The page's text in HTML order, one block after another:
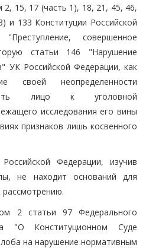
15, 17 (часть 1), 18, 21, 45, 46,
и 133 Конституции Российской
совершенное
статьи 146 "Нарушение
УК Российской Федерации, как
своей неопределенности
лицо к уголовной
исследования его вины
признаков лишь косвенного
Федерации, изучив
не находит оснований для
2 статьи 97 Федерального
"О Конституционном Суде
на нарушение нормативным